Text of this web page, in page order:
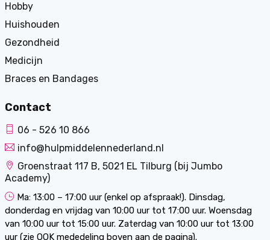
Hobby
Huishouden
Gezondheid
Medicijn
Braces en Bandages
Contact
06 - 526 10 866
info@hulpmiddelennederland.nl
Groenstraat 117 B, 5021 EL Tilburg (bij Jumbo
Academy)
Ma: 13:00 – 17:00 uur (enkel op afspraak!). Dinsdag,
donderdag en vrijdag van 10:00 uur tot 17:00 uur. Woensdag
van 10:00 uur tot 15:00 uur. Zaterdag van 10:00 uur tot 13:00
uur (zie OOK mededeling boven aan de pagina).